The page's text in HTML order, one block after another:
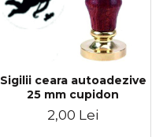
Sigilii ceara autoadezive
25 mm cupidon
2,00 Lei